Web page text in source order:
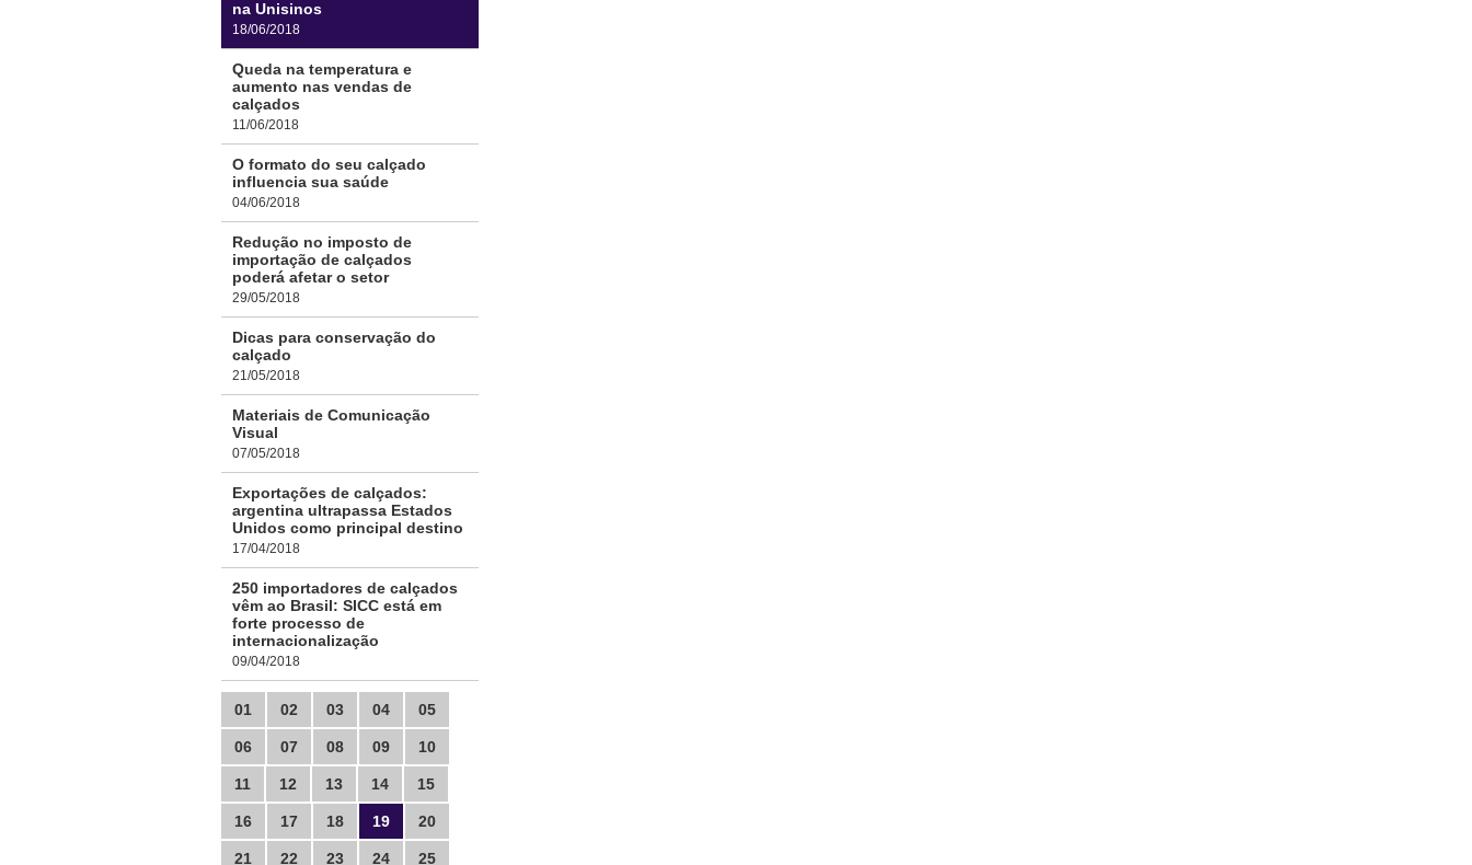
na Unisinos
18/06/2018
Queda na temperatura e
aumento nas vendas de
calçados
11/06/2018
O formato do seu calçado
influencia sua saúde
04/06/2018
Redução no imposto de
importação de calçados
poderá afetar o setor
29/05/2018
Dicas para conservação do
calçado
21/05/2018
Materiais de Comunicação
Visual
07/05/2018
Exportações de calçados:
argentina ultrapassa Estados
Unidos como principal destino
17/04/2018
250 importadores de calçados
vêm ao Brasil: SICC está em
forte processo de
internacionalização
09/04/2018
01 02 03 04 05
06 07 08 09 10
11 12 13 14 15
16 17 18 19 20
21 22 23 24 25